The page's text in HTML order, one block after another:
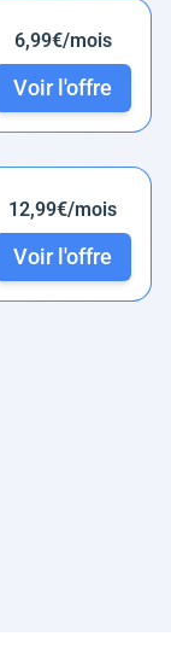
6,99€/mois
Voir l'offre
12,99€/mois
Voir l'offre